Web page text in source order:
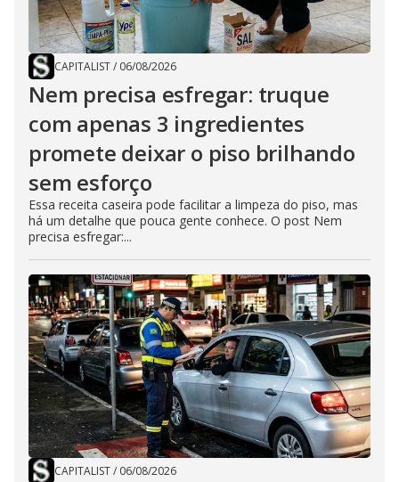
CAPITALIST/ 06/08/2026
Nem precisa esfregar: truque
com apenas 3 ingredientes
promete deixar o piso brilhando
sem esforço
Essa receita caseira pode facilitar a limpeza do piso, mas
há um detalhe que pouca gente conhece. O post Nem
precisa esfregar:...
CAPITALIST/ 06/08/2026